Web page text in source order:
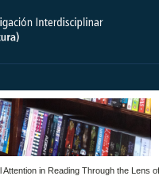
in Reading Through the Lens of